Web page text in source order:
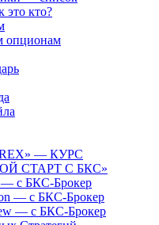
это кто?
опционам
— КУРС
СТАРТ С БКС»
— с БКС-Брокер
— с БКС-Брокер
— с БКС-Брокер